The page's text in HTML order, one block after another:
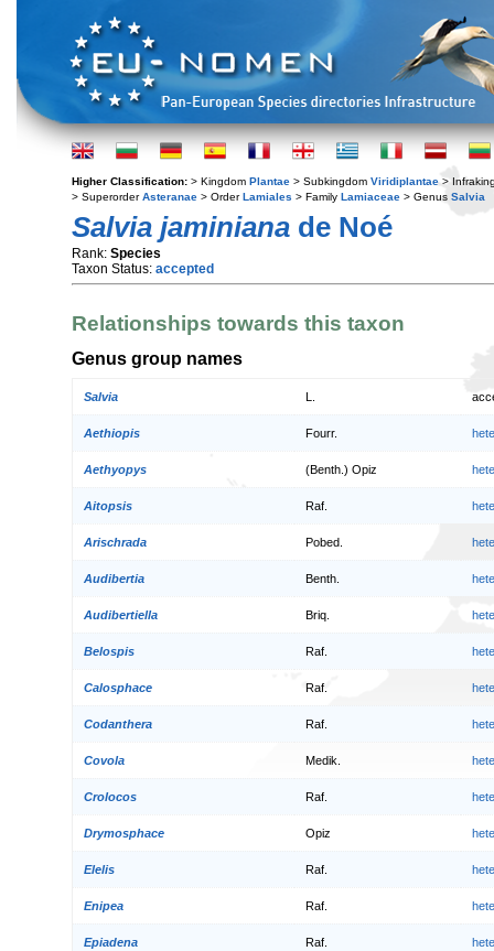
Higher Classification: > Kingdom Plantae > Subkingdom Viridiplantae >
> SuperorderAsteranae > OrderLamiales > Family Lamiaceae > Genus Salvia
Salvia jaminiana de Noé
Rank: Species
Taxon Status: accepted
Relationships towards this taxon
Genus group names
Salvia
Aethiopis Fourr.
Aethyopys (Benth.) Opiz
Aitopsis Raf.
Arischrada Pobed.
Audibertia Benth.
Audibertiella Briq.
Belospis Raf.
Calosphace Raf.
Codanthera Raf.
Covola Medik.
Crolocos Raf.
Drymosphace Opiz
Elelis Raf.
Enipea Raf.
Epiadena Raf.